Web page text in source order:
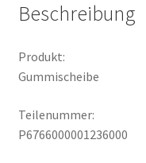
Beschreibung
Produkt:
Gummischeibe
Teilenummer:
P6766000001236000